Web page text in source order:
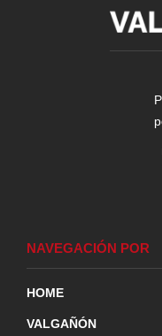
NAVEGACIÓN POR
HOME
VALGAÑÓN